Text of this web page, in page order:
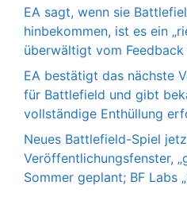
EA sagt, wenn sie
hinbekommen, ist es ein
überwältigt vom Feedback
EA bestätigt das nächste
für Battlefield und gibt
vollständige Enthüllung
Neues Battlefield-Spiel
Veröffentlichungsfenster,
Sommer geplant; BF Labs